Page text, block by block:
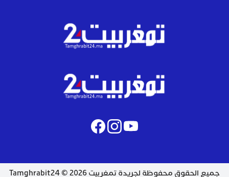
جميع الحقوق محفوظة لجريدة تمغربيت 2026 © Tamghrabit24